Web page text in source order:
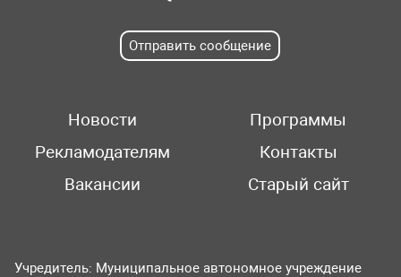
Отправить сообщение
Новости
Программы
Рекламодателям
Контакты
Вакансии
Старый сайт
Учредитель: Муниципальное автономное учреждение